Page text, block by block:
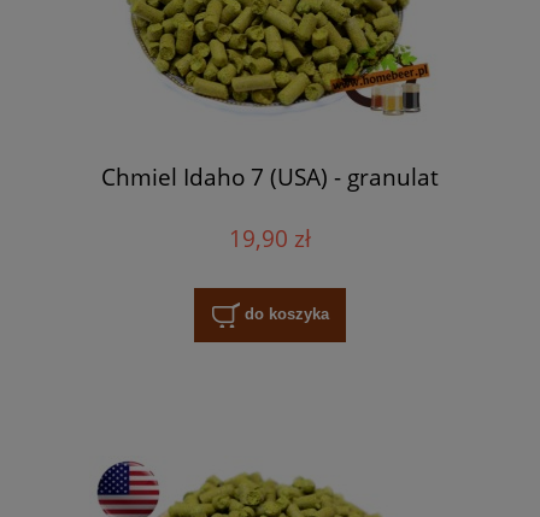
Chmiel Idaho 7 (USA) - granulat
19,90 zł
do koszyka